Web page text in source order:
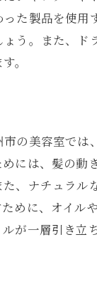
た製品を使用
う。また、ド
。
の美容室では
には、髪の動
、ナチュラル
めに、オイル
が一層引き立ち